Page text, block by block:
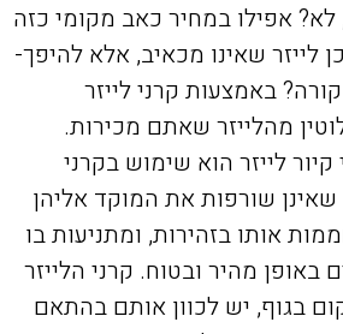
לא? אפילו במחיר כאב מקומי כזה
לייזר שאינו מכאיב, אלא להיפך-
באמצעות קרני לייזר
מהלייזר שאתם מכירות.
לייזר הוא שימוש בקרני
שאינן שורפות את המוקד אליהן
אותו בזהירות, ומתניעות בו
באופן מהיר ובטוח. קרני הלייזר
בגוף, יש לכוון אותם בהתאם